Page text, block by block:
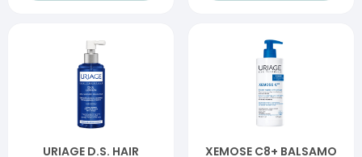
URIAGE D.S. HAIR XEMOSE C8+ BALSAMO